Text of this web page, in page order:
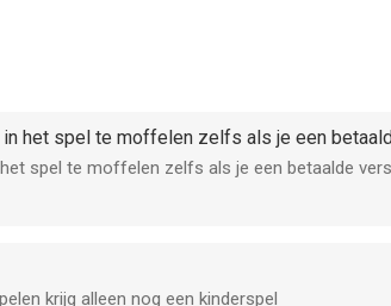
het spel te moffelen zelfs als je een
spel te moffelen zelfs als je een betaalde
krijg alleen nog een kinderspel